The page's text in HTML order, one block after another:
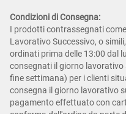
Condizioni di Consegna:
I prodotti contrassegnati
Lavorativo Successivo, o
ordinati prima delle 13:00 dal
consegnati il giorno lavorativo
fine settimana) per i clienti
consegna il giorno lavorativo
pagamento effettuato con